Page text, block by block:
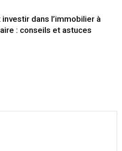
dans l’immobilier à
: conseils et astuces